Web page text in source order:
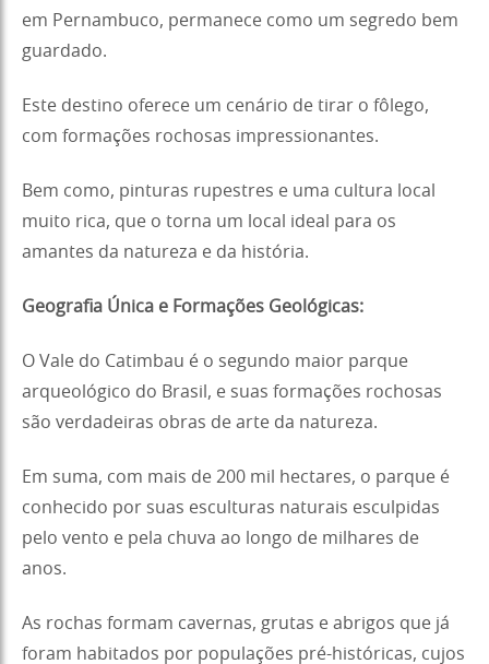
em Pernambuco, permanece como um segredo bem
guardado.
Este destino oferece um cenário de tirar o fôlego,
com formações rochosas impressionantes.
Bem como, pinturas rupestres e uma cultura local
muito rica, que o torna um local ideal para os
amantes da natureza e da história.
Geografia Única e Formações Geológicas:
O Vale do Catimbau é o segundo maior parque
arqueológico do Brasil, e suas formações rochosas
são verdadeiras obras de arte da natureza.
Em suma, com mais de 200 mil hectares, o parque é
conhecido por suas esculturas naturais esculpidas
pelo vento e pela chuva ao longo de milhares de
anos.
As rochas formam cavernas, grutas e abrigos que já
foram habitados por populações pré-históricas, cujos